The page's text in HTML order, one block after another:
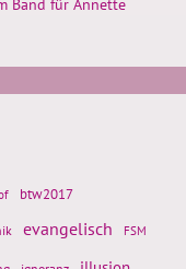
btw2017
evangelisch FSM